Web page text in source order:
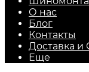
О нас
Блог
Контакты
Доставка и
Еще